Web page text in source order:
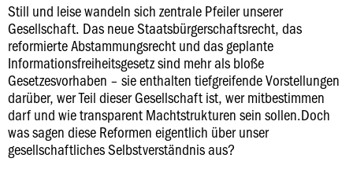
Still und leise wandeln sich zentrale Pfeiler unserer
Gesellschaft. Das neue Staatsbürgerschaftsrecht, das
reformierte Abstammungsrecht und das geplante
Informationsfreiheitsgesetz sind mehr als bloße
Gesetzesvorhaben – sie enthalten tiefgreifende Vorstellungen
darüber, wer Teil dieser Gesellschaft ist, wer mitbestimmen
darf und wie transparent Machtstrukturen sein sollen.Doch
was sagen diese Reformen eigentlich über unser
gesellschaftliches Selbstverständnis aus?